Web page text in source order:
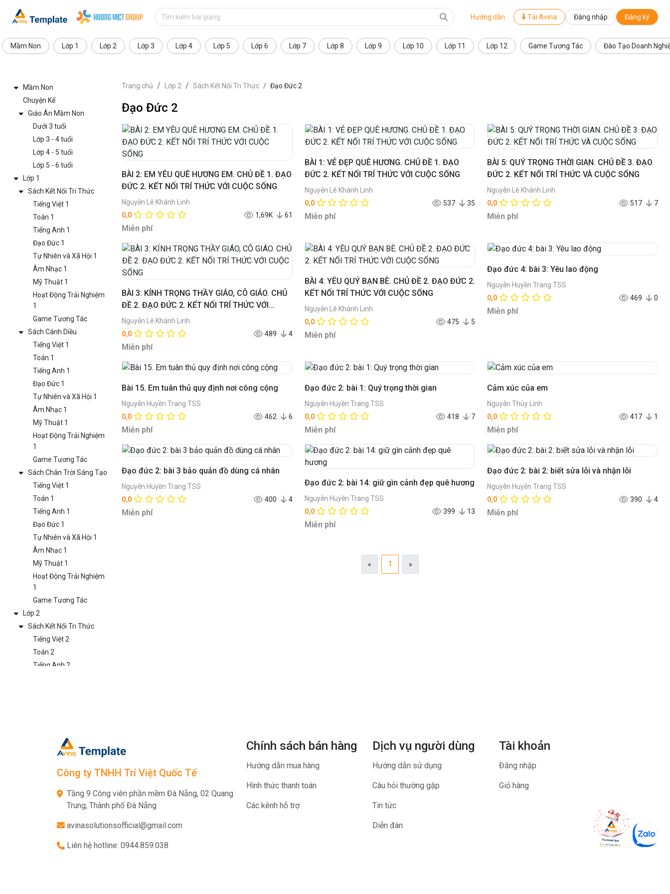
Hướng dẫn Tải Avina Đăng nhập Đăng ký
Mầm Non Lớp 1 Lớp 2 Lớp 3 Lớp 4 Lớp 5 Lớp 6 Lớp 7 Lớp 8 Lớp 9 Lớp 10 Lớp 11 Lớp 12 Game Tương Tác Đào Tạo Doanh
Mầm Non
Chuyện Kể
Giáo Án Mầm Non
Dưới 3 tuổi
Lớp 3 - 4 tuổi
Lớp 4 - 5 tuổi
Lớp 5 - 6 tuổi
Lớp 1
Sách Kết Nối Tri Thức
Tiếng Việt 1
Toán 1
Tiếng Anh 1
Đạo Đức 1
Tự Nhiên và Xã Hội 1
Âm Nhạc 1
Mỹ Thuật 1
Hoạt Động Trải Nghiệm
1
Game Tương Tác
Sách Cánh Diều
Tiếng Việt 1
Toán 1
Tiếng Anh 1
Đạo Đức 1
Tự Nhiên và Xã Hội 1
Âm Nhạc 1
Mỹ Thuật 1
Hoạt Động Trải Nghiệm
1
Game Tương Tác
Sách Chân Trời Sáng Tạo
Tiếng Việt 1
Toán 1
Tiếng Anh 1
Đạo Đức 1
Tự Nhiên và Xã Hội 1
Âm Nhạc 1
Mỹ Thuật 1
Hoạt Động Trải Nghiệm
1
Game Tương Tác
Lớp 2
Sách Kết Nối Tri Thức
Tiếng Việt 2
Toán 2
Tiếng Anh 2
Game Tương Tác
Tiếng Anh 2
Âm Nhạc 2
Trang chủ Lớp 2 Sách Kết Nối Tri Thức Đạo Đức 2
Đạo Đức 2
BÀI 2: EM YÊU QUÊ HƯƠNG EM. CHỦ ĐỀ 1. ĐẠO
ĐỨC 2. KẾT NỐI TRÍ THỨC VỚI CUỘC SỐNG
Nguyễn Lê Khánh Linh
0,0
1,69K 61
Miễn phí
BÀI 1: VẺ ĐẸP QUÊ HƯƠNG. CHỦ ĐỀ 1. ĐẠO
ĐỨC 2. KẾT NỐI TRÍ THỨC VỚI CUỘC SỐNG
Nguyễn Lê Khánh Linh
0,0
537 35
Miễn phí
BÀI 5: QUÝ TRỌNG THỜI GIAN. CHỦ ĐỀ 3. ĐẠO
ĐỨC 2. KẾT NỐI TRÍ THỨC VÀ CUỘC SỐNG
Nguyễn Lê Khánh Linh
0,0
517 7
Miễn phí
BÀI 3: KÍNH TRỌNG THẦY GIÁO, CÔ GIÁO. CHỦ
ĐỀ 2. ĐẠO ĐỨC 2. KẾT NỐI TRÍ THỨC VỚI
CUỘC SỐNG
Nguyễn Lê Khánh Linh
0,0
489 4
Miễn phí
BÀI 4: YÊU QUÝ BẠN BÈ. CHỦ ĐỀ 2. ĐẠO ĐỨC 2.
KẾT NỐI TRÍ THỨC VỚI CUỘC SỐNG
Nguyễn Lê Khánh Linh
0,0
475 5
Miễn phí
Đạo đức 4: bài 3: Yêu lao động
Nguyễn Huyền Trang TSS
0,0
469 0
Miễn phí
Bài 15. Em tuân thủ quy định nơi công cộng
Nguyễn Huyền Trang TSS
0,0
462 6
Miễn phí
Đạo đức 2: bài 1: Quý trọng thời gian
Nguyễn Huyền Trang TSS
0,0
418 7
Miễn phí
Cảm xúc của em
Nguyễn Thùy Linh
0,0
417 1
Miễn phí
Đạo đức 2: bài 3 bảo quản đồ dùng cá nhân
Nguyễn Huyền Trang TSS
0,0
400 4
Miễn phí
Đạo đức 2: bài 14: giữ gìn cảnh đẹp quê hương
Nguyễn Huyền Trang TSS
0,0
399 13
Miễn phí
Đạo đức 2: bài 2: biết sửa lỗi và nhận lỗi
Nguyễn Huyền Trang TSS
0,0
390 4
Miễn phí
« 1 »
Công ty TNHH Trí Việt Quốc Tế
Tầng 9 Công viên phần mềm Đà Nẵng, 02 Quang
Trung, Thành phố Đà Nẵng
avinasolutionsofficial@gmail.com
Liên hệ hotline: 0944.859.038
Chính sách bán hàng
Hướng dẫn mua hàng
Hình thức thanh toán
Các kênh hỗ trợ
Dịch vụ người dùng
Hướng dẫn sử dụng
Câu hỏi thường gặp
Tin tức
Diễn đàn
Tài khoản
Đăng nhập
Giỏ hàng